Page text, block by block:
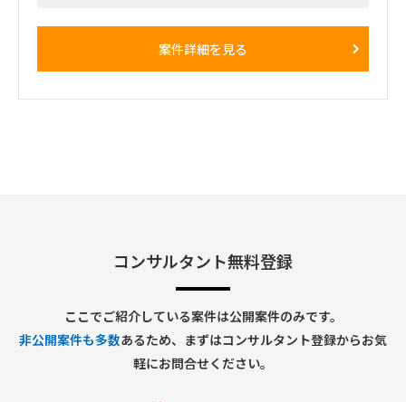
上記以降もシステム導入（要件定義～）の支援可能あり
・CSV（Computerized System Validation）：システムマネ
・医療機器業界に精通したメンバはすでにアサイン済
〇 実施内容
ステップ1：概念設計
・現状業務・課題整理
・対象範囲・優先順位の決定
案件詳細を見る
コンサルタント無料登録
ここでご紹介している案件は公開案件のみです。
非公開案件も多数あるため、まずはコンサルタント登録からお気
軽にお問合せください。